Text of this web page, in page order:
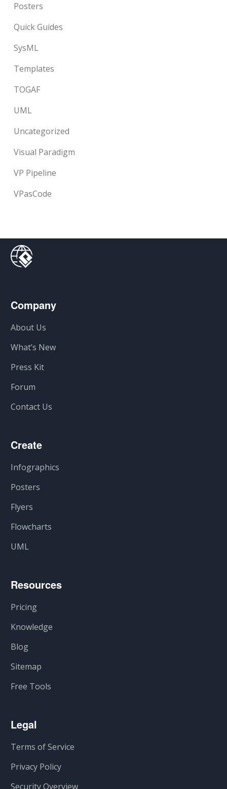
Posters
Quick Guides
SysML
Templates
TOGAF
UML
Uncategorized
Visual Paradigm
VP Pipeline
VPasCode
Company
About Us
What’s New
Press Kit
Forum
Contact Us
Create
Infographics
Posters
Flyers
Flowcharts
UML
Resources
Pricing
Knowledge
Blog
Sitemap
Free Tools
Legal
Terms of Service
Privacy Policy
Security Overview